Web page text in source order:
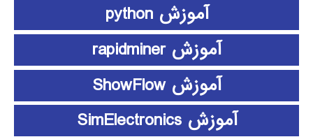
آموزش python
آموزش rapidminer
آموزش ShowFlow
آموزش SimElectronics